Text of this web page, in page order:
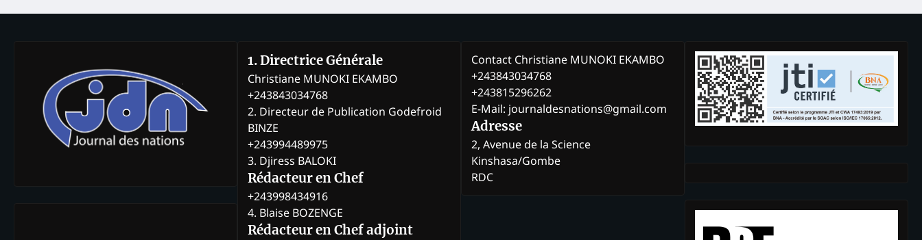
1. Directrice Générale
Christiane MUNOKI EKAMBO
+243843034768
2. Directeur de Publication Godefroid
BINZE
+243994489975
3. Djiress BALOKI
Rédacteur en Chef
+243998434916
4. Blaise BOZENGE
Rédacteur en Chef adjoint
Contact Christiane MUNOKI EKAMBO
+243843034768
+243815296262
E-Mail: journaldesnations@gmail.com
Adresse
2, Avenue de la Science
Kinshasa/Gombe
RDC